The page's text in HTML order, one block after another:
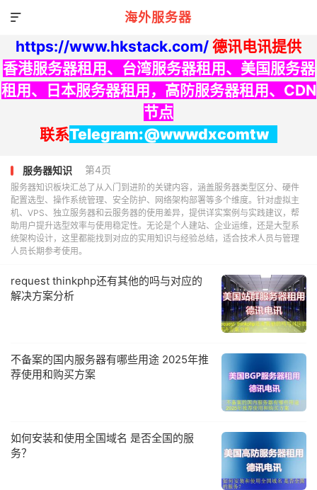
海外服务器

https://www.hkstack.com/ 德讯电讯提供
香港服务器租用、 台湾服务器租用、 美国服务器
租用、 日本服务器租用 ， 高防服务器租用、 CDN
节点
联系Telegram:@wwwdxcomtw
服务器知识 第4页
服务器知识板块汇总了从入门到进阶的关键内容，涵盖服务器类型区分、硬件
配置选型、操作系统管理、安全防护、网络架构部署等多个维度。针对虚拟主
机、VPS、独立服务器和云服务器的使用差异，提供详实案例与实践建议，帮
助用户提升选型效率与使用稳定性。无论是个人建站、企业运维，还是大型系
统架构设计，这里都能找到对应的实用知识与经验总结，适合技术人员与管理
人员长期参考使用。
request thinkphp还有其他的吗与对应的
解决方案分析
不备案的国内服务器有哪些用途 2025年推
荐使用和购买方案
如何安装和使用全国域名 是否全国的服
务？